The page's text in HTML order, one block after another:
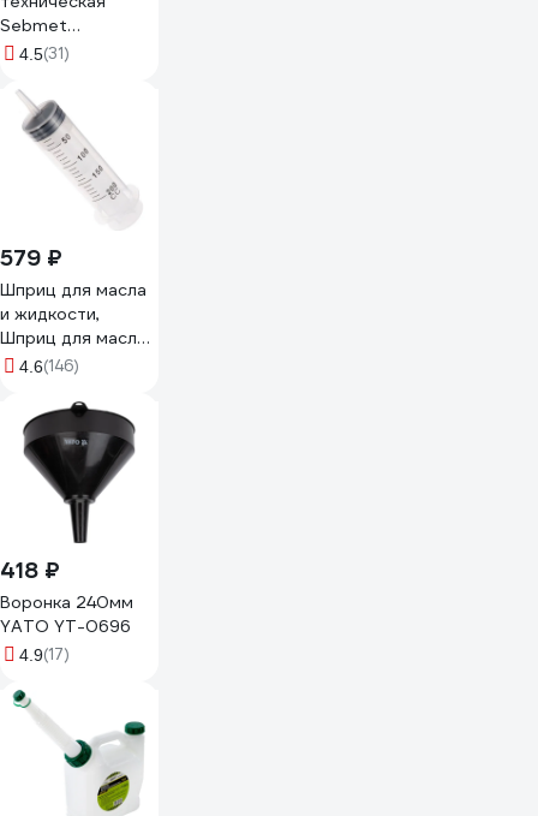
Sebmet
TD12000010, 10
4.5(31)
579 ₽
Шприц для масла
и жидкости,
Шприц для масла
мерный, Шприц
автомобильный,200мл
Vitatools shprits-
dlya-zhidkostey-
200ml
4.6(146)
418 ₽
Воронка 240мм
YATO YT-0696
4.9(17)